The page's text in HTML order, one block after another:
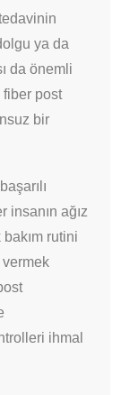
ya da
da önemli
fiber post
bir
insanın ağız
bakım rutini
vermek
ihmal